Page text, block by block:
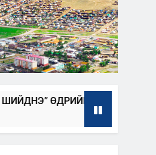
ЗОХИОН БАЙГУУЛНА